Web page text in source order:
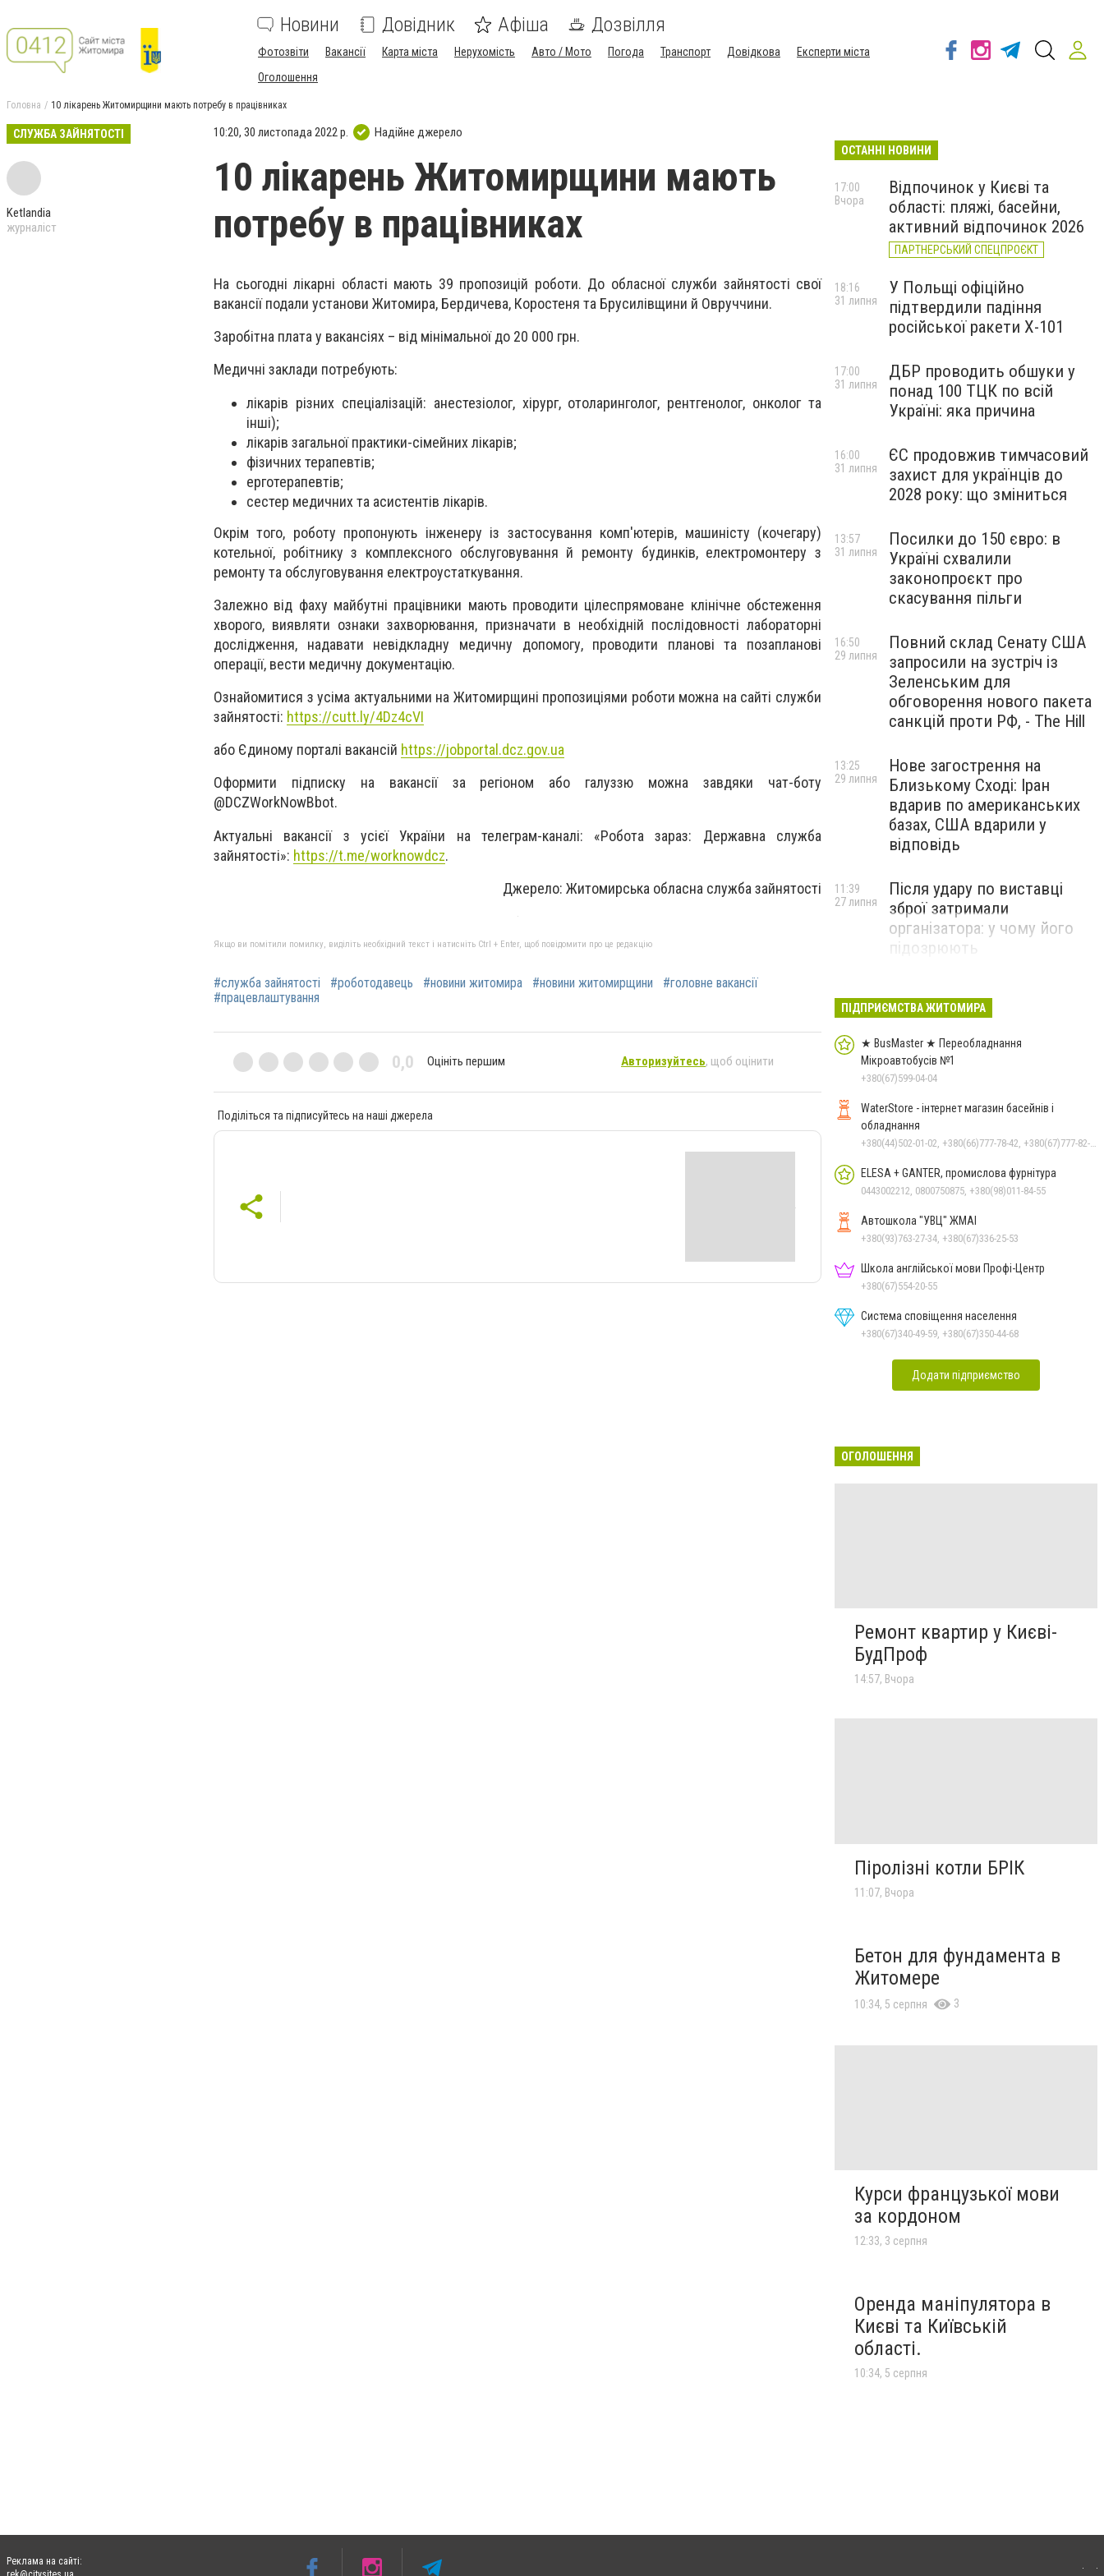
Новини Довідник Афіша Дозвілля
Фотозвіти Вакансії Карта міста Нерухомість Авто / Мото Погода Транспорт Довідкова
Експерти міста
Оголошення
Головна 10 лікарень Житомирщини мають потребу в працівниках
СЛУЖБА ЗАЙНЯТОСТІ
Ketlandia
журналіст
10:20, 30 листопада 2022 р. Надійне джерело
10 лікарень Житомирщини мають
потребу в працівниках
На сьогодні лікарні області мають 39 пропозицій роботи. До обласної служби зайнятості свої
вакансії подали установи Житомира, Бердичева, Коростеня та Брусилівщини й Овруччини.
Заробітна плата у вакансіях – від мінімальної до 20 000 грн.
Медичні заклади потребують:
лікарів різних спеціалізацій: анестезіолог, хірург, отоларинголог, рентгенолог, онколог та
інші);
лікарів загальної практики-сімейних лікарів;
фізичних терапевтів;
ерготерапевтів;
сестер медичних та асистентів лікарів.
Окрім того, роботу пропонують інженеру із застосування комп'ютерів, машиністу (кочегару)
котельної, робітнику з комплексного обслуговування й ремонту будинків, електромонтеру з
ремонту та обслуговування електроустаткування.
Залежно від фаху майбутні працівники мають проводити цілеспрямоване клінічне обстеження
хворого, виявляти ознаки захворювання, призначати в необхідній послідовності лабораторні
дослідження, надавати невідкладну медичну допомогу, проводити планові та позапланові
операції, вести медичну документацію.
Ознайомитися з усіма актуальними на Житомирщині пропозиціями роботи можна на сайті служби
зайнятості: https://cutt.ly/4Dz4cVI
або Єдиному порталі вакансій https://jobportal.dcz.gov.ua
Оформити підписку на вакансії за регіоном або галуззю можна завдяки чат-боту
@DCZWorkNowBbot.
Актуальні вакансії з усієї України на телеграм-каналі: «Робота зараз: Державна служба
зайнятості»: https://t.me/worknowdcz.
Джерело: Житомирська обласна служба зайнятості
Якщо ви помітили помилку, виділіть необхідний текст і натисніть Ctrl + Enter, щоб повідомити про це редакцію
#служба зайнятості #роботодавець #новини житомира #новини житомирщини
#головне вакансії
#працевлаштування
0,0 Оцініть першим Авторизуйтесь, щоб оцінити
Поділіться та підписуйтесь на наші джерела
ОСТАННІ НОВИНИ
Відпочинок у Києві та
області: пляжі, басейни,
активний відпочинок 2026
ПАРТНЕРСЬКИЙ СПЕЦПРОЄКТ
17:00
Вчора
У Польщі офіційно
підтвердили падіння
російської ракети Х-101
18:16
31 липня
ДБР проводить обшуки у
понад 100 ТЦК по всій
Україні: яка причина
17:00
31 липня
ЄС продовжив тимчасовий
захист для українців до
2028 року: що зміниться
16:00
31 липня
Посилки до 150 євро: в
Україні схвалили
законопроєкт про
скасування пільги
13:57
31 липня
Повний склад Сенату США
запросили на зустріч із
Зеленським для
обговорення нового пакета
санкцій проти РФ, - The Hill
16:50
29 липня
Нове загострення на
Близькому Сході: Іран
вдарив по американських
базах, США вдарили у
відповідь
13:25
29 липня
Після удару по виставці
зброї затримали
організатора: у чому його
підозрюють
11:39
27 липня
ПІДПРИЄМСТВА ЖИТОМИРА
★ BusMaster ★ Переобладнання
Мікроавтобусів №1
+380(67)599-04-04
WaterStore - інтернет магазин басейнів і
обладнання
+380(44)502-01-02, +380(66)777-78-42, +380(67)777-82-19, +380(67)890-80-80, +380(73)890-80-80, +380(44)502-01-03
ELESA + GANTER, промислова фурнітура
0443002212, 0800750875, +380(98)011-84-55
Автошкола "УВЦ" ЖМАІ
+380(93)763-27-34, +380(67)336-25-53
Школа англійської мови Профі-Центр
+380(67)554-20-55
Система сповіщення населення
+380(67)340-49-59, +380(67)350-44-68
Додати підприємство
ОГОЛОШЕННЯ
Ремонт квартир у Києві-
БудПроф
14:57, Вчора
Піролізні котли БРІК
11:07, Вчора
Бетон для фундамента в
Житомере
10:34, 5 серпня 3
Курси французької мови
за кордоном
12:33, 3 серпня
Оренда маніпулятора в
Києві та Київській
області.
10:34, 5 серпня
Реклама на сайті: